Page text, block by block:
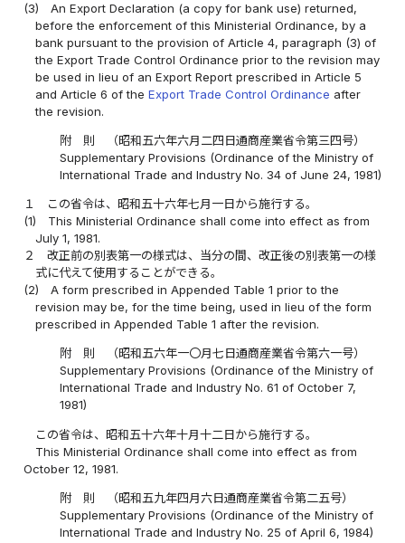
(3)
An Export Declaration (a copy for bank use) returned,
before the enforcement of this Ministerial Ordinance, by a
bank pursuant to the provision of Article 4, paragraph (3) of
the Export Trade Control Ordinance prior to the revision may
be used in lieu of an Export Report prescribed in Article 5
and Article 6 of theExport Trade Control Ordinance after
the revision.
附 則 （昭和五六年六月二四日通商産業省令第三四号）
Supplementary Provisions (Ordinance of the Ministry of
International Trade and Industry No. 34 of June 24, 1981)
１
この省令は、昭和五十六年七月一日から施行する。
(1)
This Ministerial Ordinance shall come into effect as from
July 1, 1981.
２
改正前の別表第一の様式は、当分の間、改正後の別表第一の様
式に代えて使用することができる。
(2)
A form prescribed in Appended Table 1 prior to the
revision may be, for the time being, used in lieu of the form
prescribed in Appended Table 1 after the revision.
附 則 （昭和五六年一〇月七日通商産業省令第六一号）
Supplementary Provisions (Ordinance of the Ministry of
International Trade and Industry No. 61 of October 7,
1981)
この省令は、昭和五十六年十月十二日から施行する。
This Ministerial Ordinance shall come into effect as from
October 12, 1981.
附 則 （昭和五九年四月六日通商産業省令第二五号）
Supplementary Provisions (Ordinance of the Ministry of
International Trade and Industry No. 25 of April 6, 1984)